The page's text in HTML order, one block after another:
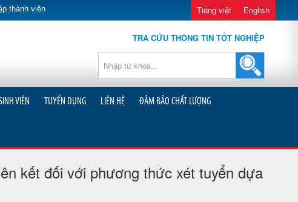
thành viên Tiếng việt English
TRA CỨU THÔNG TIN TỐT NGHIỆP
VIÊN TUYỂN DỤNG LIÊN HỆ ĐẢM BẢO CHẤT LƯỢNG
kết đối với phương thức xét tuyển dựa